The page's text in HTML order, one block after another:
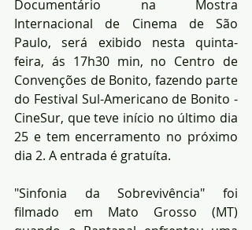
Documentário na Mostra
Internacional de Cinema de São
Paulo, será exibido nesta quinta-
feira, ás 17h30 min, no Centro de
Convenções de Bonito, fazendo parte
do Festival Sul-Americano de Bonito -
CineSur, que teve início no último dia
25 e tem encerramento no próximo
dia 2. A entrada é gratuíta.
"Sinfonia da Sobrevivência" foi
filmado em Mato Grosso (MT)